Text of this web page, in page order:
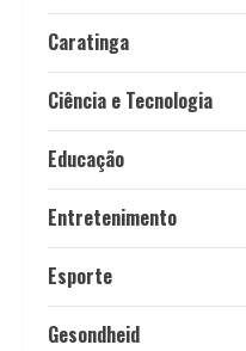
Caratinga
Ciência e Tecnologia
Educação
Entretenimento
Esporte
Gesondheid